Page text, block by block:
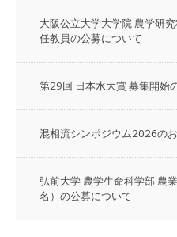
大阪公立大学大学院 農学研
任教員の公募について
第29回 日本水大賞 募集開始
混相流シンポジウム2026の
弘前大学 農学生命科学部 農
名）の公募について